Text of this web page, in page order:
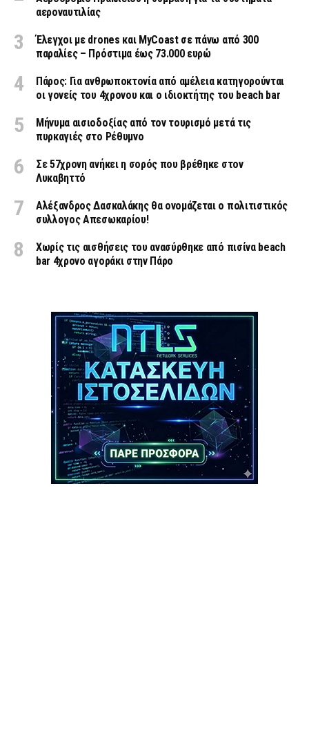
αεροναυτιλίας
Έλεγχοι με drones και MyCoast σε πάνω από 300
παραλίες – Πρόστιμα έως 73.000 ευρώ
Πάρος: Για ανθρωποκτονία από αμέλεια κατηγορούνται
οι γονείς του 4χρονου και ο ιδιοκτήτης του beach bar
Μήνυμα αισιοδοξίας από τον τουρισμό μετά τις
πυρκαγιές στο Ρέθυμνο
Σε 57χρονη ανήκει η σορός που βρέθηκε στον
Λυκαβηττό
Αλέξανδρος Δασκαλάκης θα ονομάζεται ο πολιτιστικός
συλλογος Απεσωκαρίου!
Χωρίς τις αισθήσεις του ανασύρθηκε από πισίνα beach
bar 4χρονο αγοράκι στην Πάρο